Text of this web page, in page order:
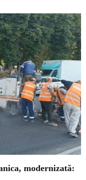
modernizată: